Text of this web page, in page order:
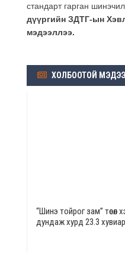
стандарт гарган
дүүргийн ЗДТГ-ын
мэдээллээ.
ХОЛБООТОЙ МЭДЭЭ
“Шинэ тойрог зам” төсөл
дундаж хурд 23.3